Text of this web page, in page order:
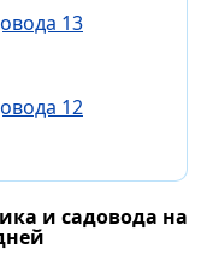
13
12
и садовода на